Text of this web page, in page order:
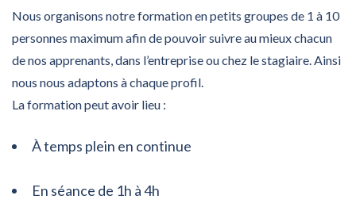
Nous organisons notre formation en petits groupes de 1 à 10
personnes maximum afin de pouvoir suivre au mieux chacun
de nos apprenants, dans l’entreprise ou chez le stagiaire. Ainsi
nous nous adaptons à chaque profil.
La formation peut avoir lieu :
À temps plein en continue
En séance de 1h à 4h